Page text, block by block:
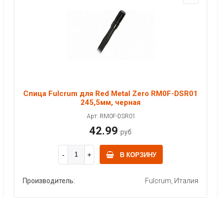
Спица Fulcrum для Red Metal Zero RM0F-DSR01
245,5мм, черная
Арт: RM0F-DSR01
42.99 руб
В КОРЗИНУ
Производитель: Fulcrum, Италия